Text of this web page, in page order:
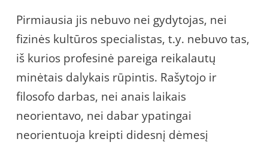
Pirmiausia jis nebuvo nei gydytojas, nei
fizinės kultūros specialistas, t.y. nebuvo tas,
iš kurios profesinė pareiga reikalautų
minėtais dalykais rūpintis. Rašytojo ir
filosofo darbas, nei anais laikais
neorientavo, nei dabar ypatingai
neorientuoja kreipti didesnį dėmesį